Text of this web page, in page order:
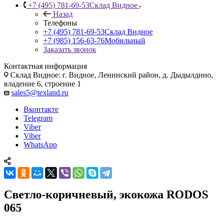
+7 (495) 781-69-53Склад Видное
Назад
Телефоны
+7 (495) 781-69-53Склад Видное
+7 (985) 156-63-76Мобильный
Заказать звонок
Контактная информация
Склад Видное: г. Видное, Ленинский район, д. Дыдылдино,
владение 6, строение 1
sales5@texland.ru
Вконтакте
Telegram
Viber
Viber
WhatsApp
Светло-коричневый, экокожа RODOS
065